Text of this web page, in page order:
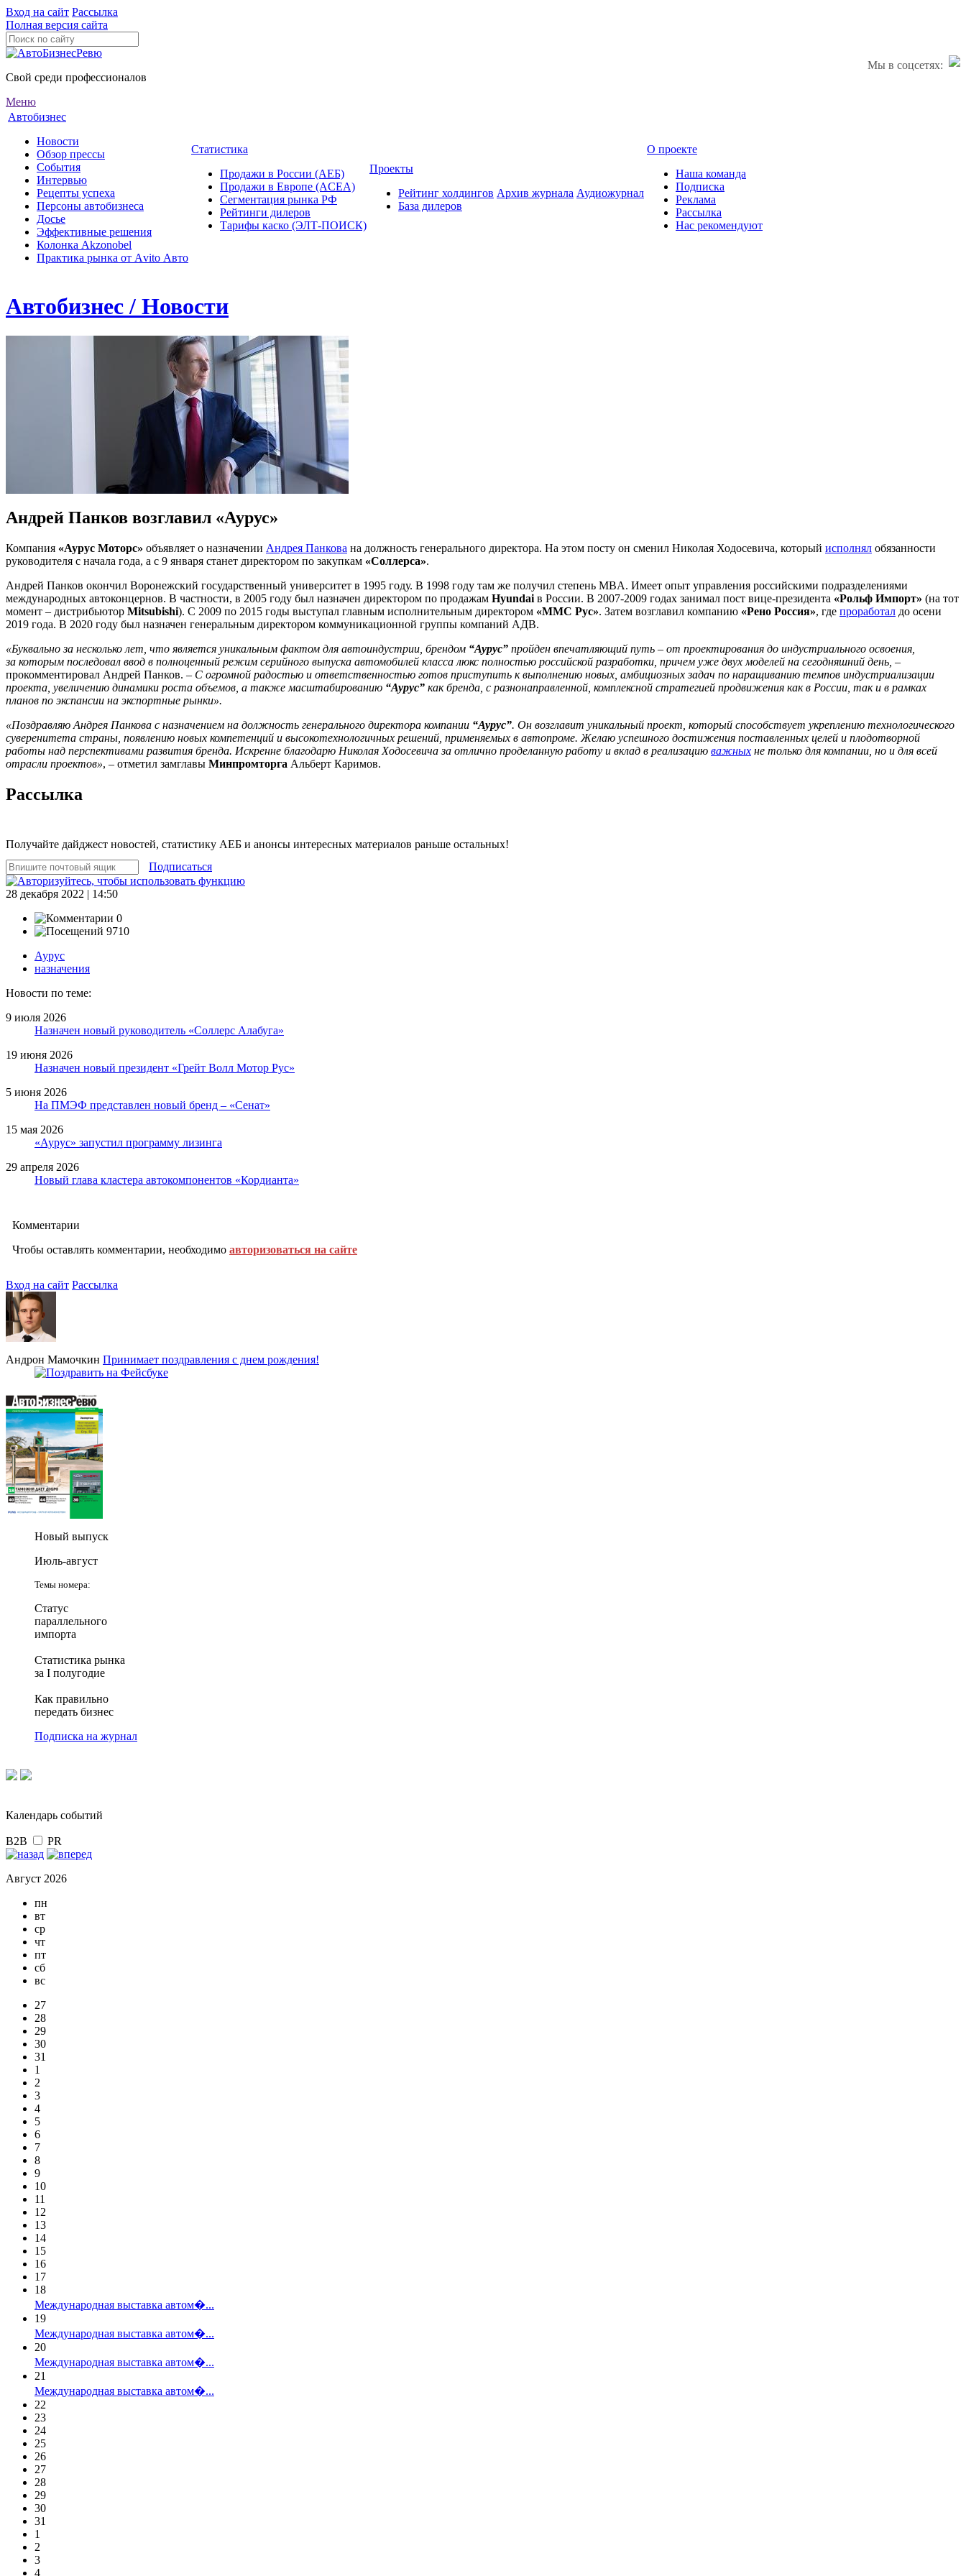
Вход на сайт Рассылка
Полная версия сайта
Мы в соцсетях:
Свой среди профессионалов
Меню
Автобизнес
Новости
Обзор прессы
События
Интервью
Рецепты успеха
Персоны автобизнеса
Досье
Эффективные решения
Колонка Akzonobel
Практика рынка от Аvito Авто
Статистика
Продажи в России (АЕБ)
Продажи в Европе (ACEA)
Сегментация рынка РФ
Рейтинги дилеров
Тарифы каско (ЭЛТ-ПОИСК)
Проекты
Рейтинг холдингов
База дилеров
Архив журнала Аудиожурнал
О проекте
Наша команда
Подписка
Реклама
Рассылка
Нас рекомендуют
Автобизнес / Новости
Андрей Панков возглавил «Аурус»
Компания «Аурус Моторс» объявляет о назначении Андрея Панкова на должность генерального директора. На этом посту он сменил Николая Ходосевича, который исполнял обязанности
руководителя с начала года, а с 9 января станет директором по закупкам «Соллерса».
Андрей Панков окончил Воронежский государственный университет в 1995 году. В 1998 году там же получил степень MBA. Имеет опыт управления российскими подразделениями
международных автоконцернов. В частности, в 2005 году был назначен директором по продажам Hyundai в России. В 2007-2009 годах занимал пост вице-президента «Рольф Импорт» (на тот
момент – дистрибьютор Mitsubishi). С 2009 по 2015 годы выступал главным исполнительным директором «MMC Рус». Затем возглавил компанию «Рено Россия», где проработал до осени
2019 года. В 2020 году был назначен генеральным директором коммуникационной группы компаний АДВ.
«Буквально за несколько лет, что является уникальным фактом для автоиндустрии, брендом “Аурус” пройден впечатляющий путь – от проектирования до индустриального освоения,
за которым последовал ввод в полноценный режим серийного выпуска автомобилей класса люкс полностью российской разработки, причем уже двух моделей на сегодняшний день, –
прокомментировал Андрей Панков. – С огромной радостью и ответственностью готов приступить к выполнению новых, амбициозных задач по наращиванию темпов индустриализации
проекта, увеличению динамики роста объемов, а также масштабированию “Аурус” как бренда, с разнонаправленной, комплексной стратегией продвижения как в России, так и в рамках
планов по экспансии на экспортные рынки».
«Поздравляю Андрея Панкова с назначением на должность генерального директора компании “Аурус”. Он возглавит уникальный проект, который способствует укреплению технологического
суверенитета страны, появлению новых компетенций и высокотехнологичных решений, применяемых в автопроме. Желаю успешного достижения поставленных целей и плодотворной
работы над перспективами развития бренда. Искренне благодарю Николая Ходосевича за отлично проделанную работу и вклад в реализацию важных не только для компании, но и для всей
отрасли проектов», – отметил замглавы Минпромторга Альберт Каримов.
Рассылка
Получайте дайджест новостей, статистику АЕБ и анонсы интересных материалов раньше остальных!
Подписаться
28 декабря 2022 | 14:50
0
9710
Аурус
назначения
Новости по теме:
9 июля 2026
Назначен новый руководитель «Соллерс Алабуга»
19 июня 2026
Назначен новый президент «Грейт Волл Мотор Рус»
5 июня 2026
На ПМЭФ представлен новый бренд – «Сенат»
15 мая 2026
«Аурус» запустил программу лизинга
29 апреля 2026
Новый глава кластера автокомпонентов «Кордианта»
Комментарии
Чтобы оставлять комментарии, необходимо авторизоваться на сайте
Вход на сайт Рассылка
Андрон Мамочкин Принимает поздравления с днем рождения!
Новый выпуск
Июль-август
Темы номера:
Статус
параллельного
импорта
Статистика рынка
за I полугодие
Как правильно
передать бизнес
Подписка на журнал
Календарь событий
B2B PR
Август 2026
пн
вт
ср
чт
пт
сб
вс
27
28
29
30
31
1
2
3
4
5
6
7
8
9
10
11
12
13
14
15
16
17
18
Международная выставка автом�...
19
Международная выставка автом�...
20
Международная выставка автом�...
21
Международная выставка автом�...
22
23
24
25
26
27
28
29
30
31
1
2
3
4